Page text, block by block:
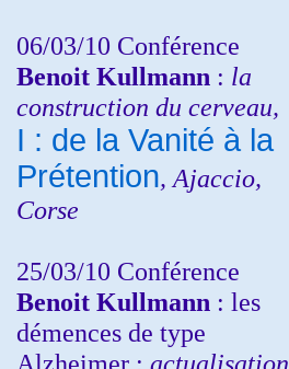
06/03/10 Conférence
Benoit Kullmann : la
construction du cerveau,
I : de la Vanité à la
Prétention, Ajaccio,
Corse
25/03/10 Conférence
Benoit Kullmann : les
démences de type
Alzheimer : actualisation